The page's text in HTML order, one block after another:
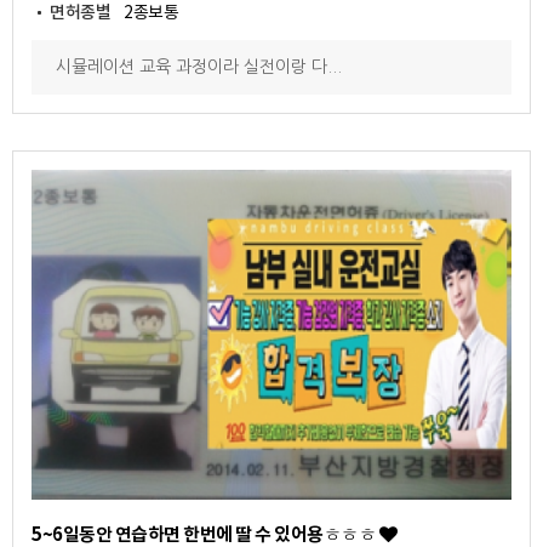
면허종별 2종보통
시뮬레이션 교육 과정이라 실전이랑 다...
5~6일동안 연습하면 한번에 딸 수 있어용ㅎㅎㅎ